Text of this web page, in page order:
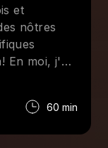
et
nôtres
En moi, j'y
60 min